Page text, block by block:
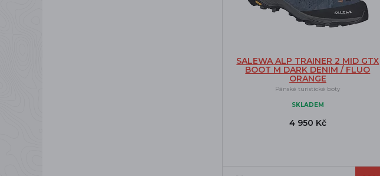
SALEWA ALP TRAINER 2 MID GTX
BOOT M DARK DENIM / FLUO
ORANGE
Pánské turistické boty
SKLADEM
4 950 Kč